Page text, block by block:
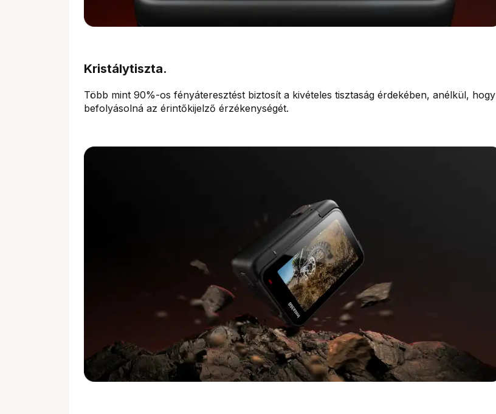
Kristálytiszta.
Több mint 90%-os fényáteresztést biztosít a kivételes tisztaság érdekében, anélkül, hogy
befolyásolná az érintőkijelző érzékenységét.